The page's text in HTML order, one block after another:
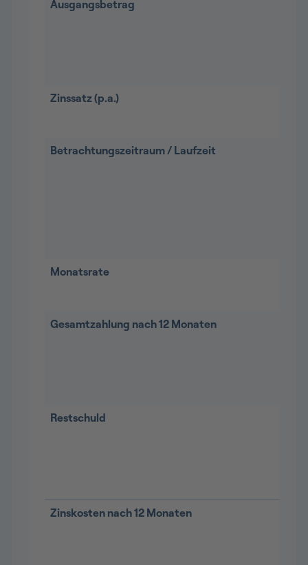
Ausgangsbetrag
Zinssatz (p.a.)
Betrachtungszeitraum / Laufzeit
Monatsrate
Gesamtzahlung nach 12 Monaten
Restschuld
Zinskosten nach 12 Monaten